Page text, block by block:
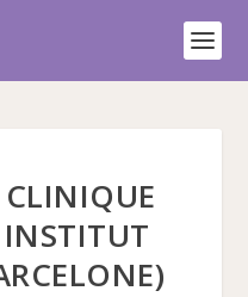
INSTITUT